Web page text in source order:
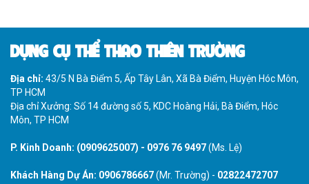
DỤNG CỤ THỂ THAO THIÊN TRƯỜNG
Địa chỉ: 43/5 N Bà Điểm 5, Ấp Tây Lân, Xã Bà Điểm, Huyện Hóc Môn,
TP HCM
Địa chỉ Xưởng: Số 14 đường số 5, KDC Hoàng Hải, Bà Điểm, Hóc
Môn, TP HCM
P. Kinh Doanh: (0909625007) - 0976 76 9497(Ms. Lệ)
Khách Hàng Dự Án: 0906786667(Mr. Trường) - 02822472707